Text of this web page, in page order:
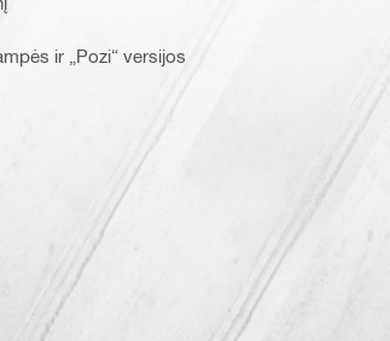
ir „Pozi“ versijos